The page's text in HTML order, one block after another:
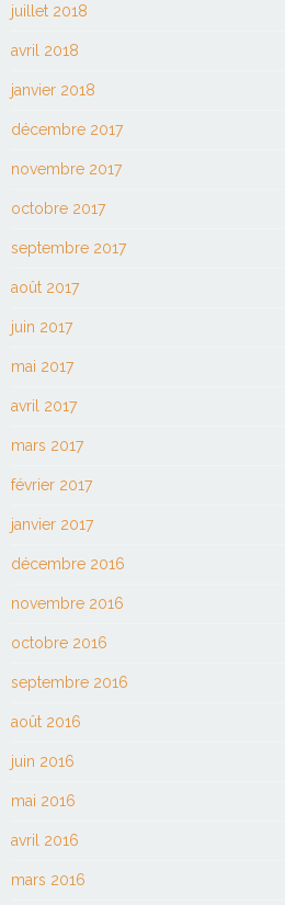
juillet 2018
avril 2018
janvier 2018
décembre 2017
novembre 2017
octobre 2017
septembre 2017
août 2017
juin 2017
mai 2017
avril 2017
mars 2017
février 2017
janvier 2017
décembre 2016
novembre 2016
octobre 2016
septembre 2016
août 2016
juin 2016
mai 2016
avril 2016
mars 2016